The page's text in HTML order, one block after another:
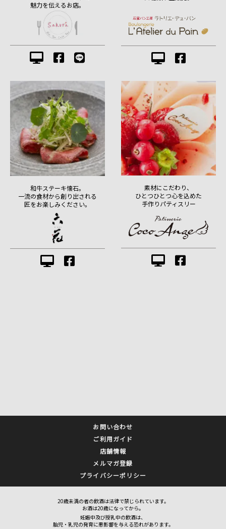
魅力を伝えるお店。
和牛ステーキ懐石。
一流の食材から創り出される
匠をお楽しみください。
素材にこだわり、
ひとつひとつ心を込めた
手作りパティスリー
お問い合わせ
ご利用ガイド
店舗情報
メルマガ登録
プライバシーポリシー
20歳未満の者の飲酒は法律で禁じられています。
お酒は20歳になってから。
妊娠中及び授乳中の飲酒は、
胎児・乳児の発育に悪影響を与える恐れがあります。